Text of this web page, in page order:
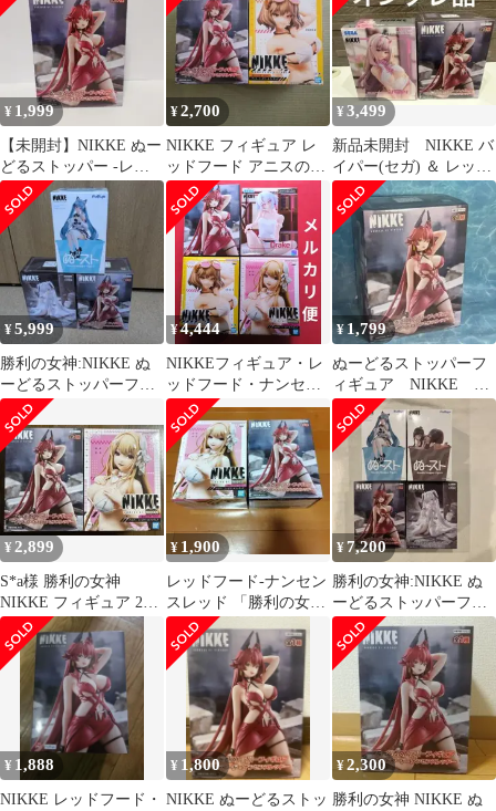
¥ 1,999
【未開封】NIKKE ぬー
どるストッパー -レッ
ドフード・ナンセンス
レッド-
¥2,700
NIKKE フィギュア レ
ッドフード アニスのセ
ット
¥3,499
新品未開封 NIKKE バ
イパー(セガ) ＆ レッド
フード(フリュー)
¥5,999
勝利の女神:NIKKE ぬ
ーどるストッパーフィ
ギュア ３体セット
¥4,444
NIKKEフィギュア・レ
ッドフード・ナンセン
スレッドぬーどるスト
ッパー他
¥1,799
ぬーどるストッパーフ
ィギュア NIKKE レ
ッドフード-ナンセンス
レッド
¥2,899
S*a様 勝利の女神
NIKKE フィギュア 2個
セット
¥ 1,900
レッドフード-ナンセン
スレッド 「勝利の女
神：NIKKE」 ぬーどる
ストッパー…
¥7,200
勝利の女神:NIKKE ぬ
ーどるストッパーフィ
ギュア4体セット
¥ 1,888
NIKKE レッドフード・
¥ 1,800
NIKKE ぬーどるストッ
¥2,300
勝利の女神 NIKKE ぬ